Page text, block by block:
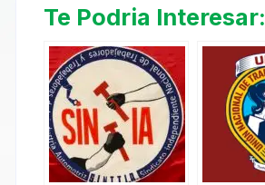
Te Podria Interesar: